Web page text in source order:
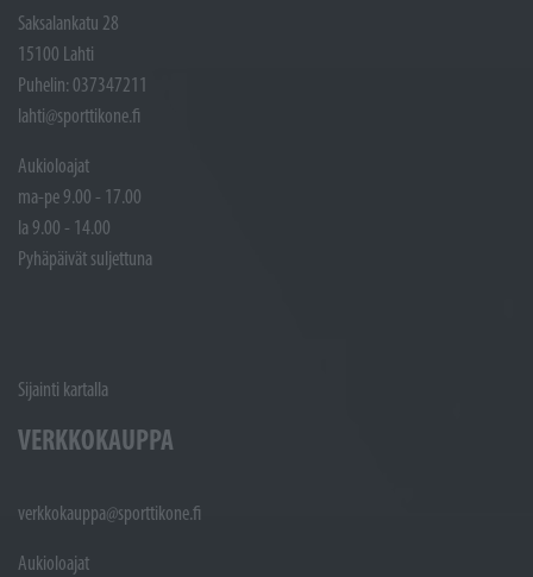
Saksalankatu 28
15100 Lahti
Puhelin: 037347211
lahti@sporttikone.fi
Aukioloajat
ma-pe 9.00 - 17.00
la 9.00 - 14.00
Pyhäpäivät suljettuna
Sijainti kartalla
VERKKOKAUPPA
verkkokauppa@sporttikone.fi
Aukioloajat